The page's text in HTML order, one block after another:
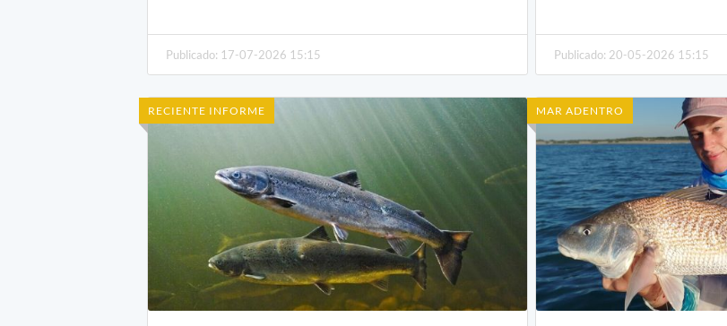
Publicado: 17-07-2026 15:15 Publicado: 20-05-2026 15:15
RECIENTE INFORME MAR ADENTRO